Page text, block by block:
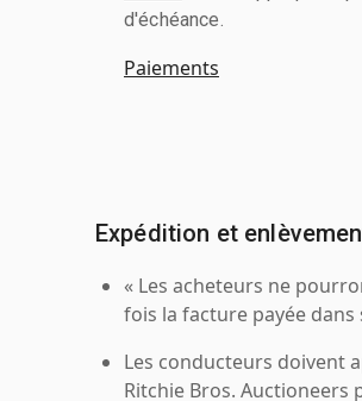
d'échéance.
Paiements
Expédition et
« Les acheteurs ne
fois la facture payée
Les conducteurs doivent
Ritchie Bros.